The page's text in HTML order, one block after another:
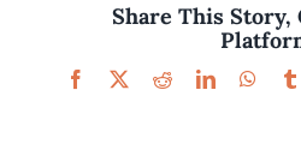
Share This Story,
Facebook
X RedditLinkedIn